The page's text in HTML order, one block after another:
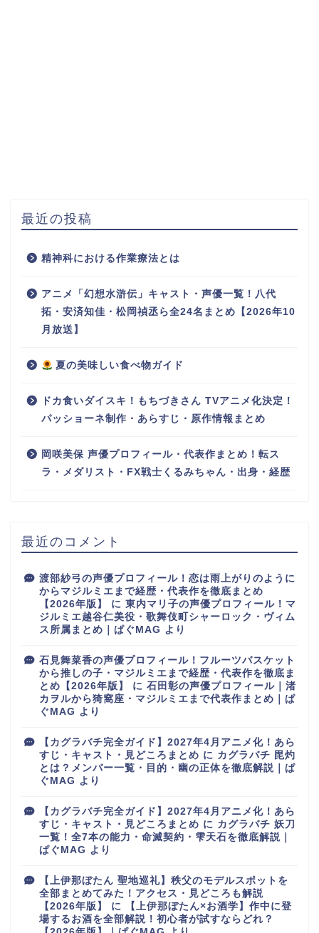
最近の投稿
精神科における作業療法とは
アニメ「幻想水滸伝」キャスト・声優一覧！八代
拓・安済知佳・松岡禎丞ら全24名まとめ【2026年10
月放送】
夏の美味しい食べ物ガイド
ドカ食いダイスキ！もちづきさん TVアニメ化決定！
パッショーネ制作・あらすじ・原作情報まとめ
岡咲美保 声優プロフィール・代表作まとめ！転ス
ラ・メダリスト・FX戦士くるみちゃん・出身・経歴
最近のコメント
渡部紗弓の声優プロフィール！恋は雨上がりのように
からマジルミエまで経歴・代表作を徹底まとめ
【2026年版】
に 東内マリ子の声優プロフィール！マ
ジルミエ越谷仁美役・歌舞伎町シャーロック・ヴィム
ス所属まとめ｜ぱぐMAG より
石見舞菜香の声優プロフィール！フルーツバスケット
から推しの子・マジルミエまで経歴・代表作を徹底ま
とめ【2026年版】
に 石田彰の声優プロフィール｜渚
カヲルから猗窩座・マジルミエまで代表作まとめ｜ぱ
ぐMAG より
【カグラバチ完全ガイド】2027年4月アニメ化！あら
すじ・キャスト・見どころまとめ に カグラバチ 毘灼
とは？メンバー一覧・目的・幽の正体を徹底解説｜ぱ
ぐMAG より
【カグラバチ完全ガイド】2027年4月アニメ化！あら
すじ・キャスト・見どころまとめ に カグラバチ 妖刀
一覧！全7本の能力・命滅契約・雫天石を徹底解説｜
ぱぐMAG より
【上伊那ぼたん 聖地巡礼】秩父のモデルスポットを
全部まとめてみた！アクセス・見どころも解説
【2026年版】
に
【上伊那ぼたん×お酒学】作中に登
場するお酒を全部解説！初心者が試すならどれ？